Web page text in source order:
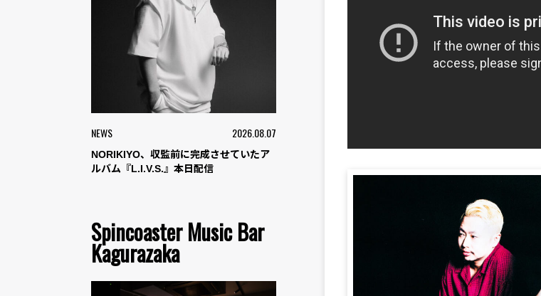
NEWS 2026.08.07
NORIKIYO、収監前に完成させていたア
ルバム『L.I.V.S.』本日配信
Spincoaster Music Bar
Kagurazaka